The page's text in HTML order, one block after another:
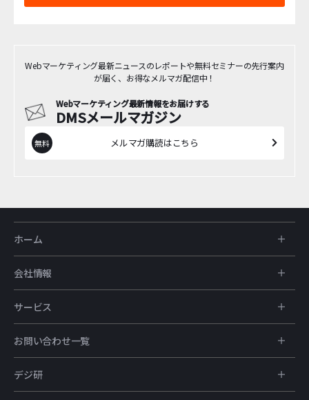
Webマーケティング最新ニュースのレポートや無料セミナーの先行案内
が届く、お得なメルマガ配信中！
Webマーケティング最新情報をお届けする
DMSメールマガジン
メルマガ購読はこちら
ホーム
会社情報
サービス
お問い合わせ一覧
デジ研